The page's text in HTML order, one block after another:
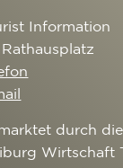
Information
durch die
Wirtschaft